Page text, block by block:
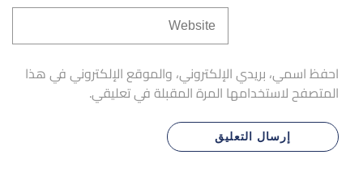
احفظ اسمي، بريدي الإلكتروني، والموقع الإلكتروني في هذا
المتصفح لاستخدامها المرة المقبلة في تعليقي.